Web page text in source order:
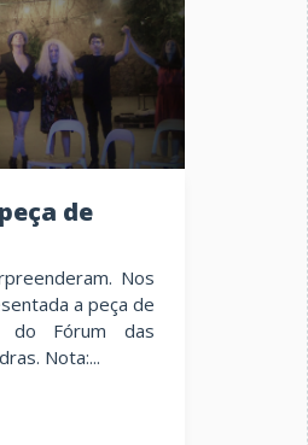
Nos
a peça de
do Fórum das
Nota:...